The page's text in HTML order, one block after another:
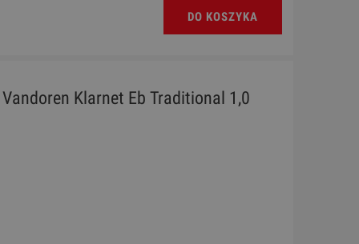
DO KOSZYKA
Klarnet Eb Traditional 1,0